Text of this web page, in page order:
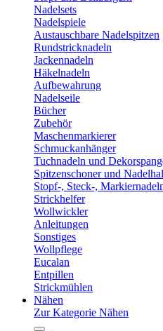
Nadelsets
Nadelspiele
Austauschbare Nadelspitzen
Rundstricknadeln
Jackennadeln
Häkelnadeln
Aufbewahrung
Nadelseile
Bücher
Zubehör
Maschenmarkierer
Schmuckanhänger
Tuchnadeln und
Spitzenschoner und
Stopf-, Steck-,
Strickhelfer
Wollwickler
Anleitungen
Sonstiges
Wollpflege
Eucalan
Entpillen
Strickmühlen
Nähen
Zur Kategorie Nähen